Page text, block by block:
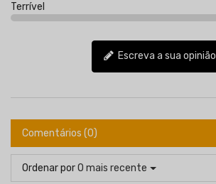
Terrível
Escreva a sua opinião
Comentários (0)
Ordenar porO mais recente